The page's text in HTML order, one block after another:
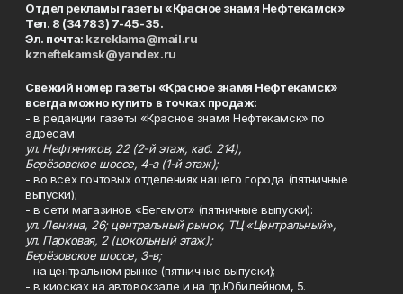
Отдел рекламы газеты «Красное знамя Нефтекамск»
Тел. 8 (34783) 7-45-35.
Эл. почта: kzreklama@mail.ru
kzneftekamsk@yandex.ru
Свежий номер газеты «Красное знамя Нефтекамск»
всегда можно купить в точках продаж:
- в редакции газеты «Красное знамя Нефтекамск» по
адресам:
ул. Нефтяников, 22 (2-й этаж, каб. 214),
Берёзовское шоссе, 4-а (1-й этаж);
- во всех почтовых отделениях нашего города (пятничные
выпуски);
- в сети магазинов «Бегемот» (пятничные выпуски):
ул. Ленина, 26; центральный рынок, ТЦ «Центральный»,
ул. Парковая, 2 (цокольный этаж);
Берёзовское шоссе, 3-в;
- на центральном рынке (пятничные выпуски);
- в киосках на автовокзале и на пр.Юбилейном, 5.